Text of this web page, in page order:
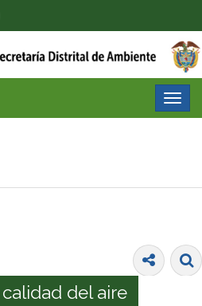
del aire